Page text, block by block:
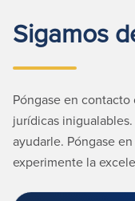
Sigamos
Póngase en
jurídicas
ayudarle. Póngase
experimente la